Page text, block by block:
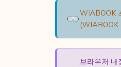
WIABOOK
(WIABOOK
브라우저 내